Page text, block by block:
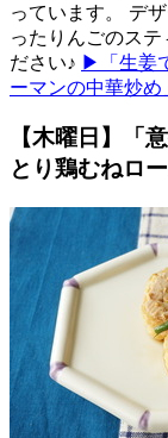
っています。 デ
ったりんごのス
ださい♪ ▶「生姜
ーマンの中華炒め
【木曜日】「
とり鶏むねロ